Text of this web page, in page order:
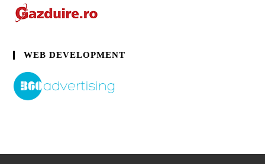
WEB DEVELOPMENT